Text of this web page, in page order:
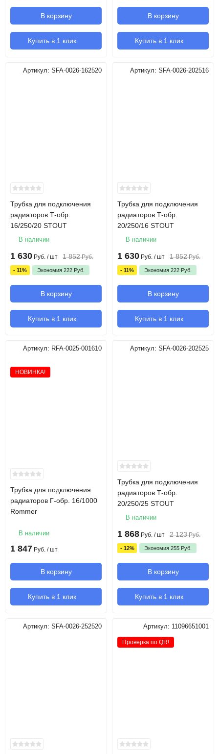
В корзину
Купить в 1 клик
В корзину
Купить в 1 клик
Артикул: SFA-0026-162520
Трубка для подключения
радиаторов Т-обр.
16/250/20 STOUT
В наличии
1 630 Руб. / шт 1 852 Руб.
- 11% Экономия 222 Руб.
В корзину
Купить в 1 клик
Артикул: SFA-0026-202516
Трубка для подключения
радиаторов Т-обр.
20/250/16 STOUT
В наличии
1 630 Руб. / шт 1 852 Руб.
- 11% Экономия 222 Руб.
В корзину
Купить в 1 клик
Артикул: RFA-0025-001610
НОВИНКА!
Трубка для подключения
радиаторов Г-обр. 16/1000
Rommer
В наличии
1 847 Руб. / шт
В корзину
Купить в 1 клик
Артикул: SFA-0026-202525
Трубка для подключения
радиаторов Т-обр.
20/250/25 STOUT
В наличии
1 868 Руб. / шт 2 123 Руб.
- 12% Экономия 255 Руб.
В корзину
Купить в 1 клик
Артикул: SFA-0026-252520 Артикул: 11096651001
Проверка по QR!